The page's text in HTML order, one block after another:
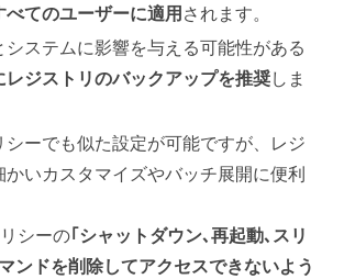
べてのユーザーに適用されます。
システムに影響を与える可能性がある
レジストリのバックアップを推奨しま
シーでも似た設定が可能ですが、レジ
かいカスタマイズやバッチ展開に便利
シーの｢シャットダウン､再起動､スリ
ンドを削除してアクセスできないよう